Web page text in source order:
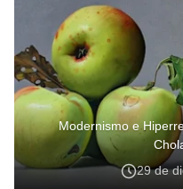
Modernismo e
29 de